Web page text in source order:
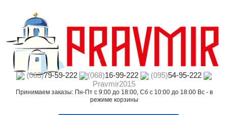
(063)79-59-222 (068)16-99-222 (095)54-95-222
Pravmir2015
Принимаем заказы: Пн-Пт с 9:00 до 18:00, Сб с 10:00 до 18:00 Вс - в
режиме корзины